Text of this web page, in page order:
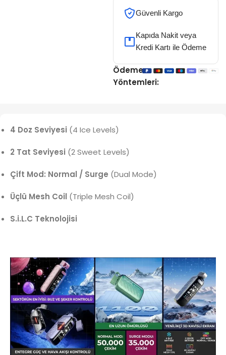
Güvenli Kargo
Kapıda Nakit veya
Kredi Kartı ile Ödeme
Ödeme
Yöntemleri:
4 Doz Seviyesi (4 Ice Levels)
2 Tat Seviyesi (2 Sweet Levels)
Çift Mod: Normal / Surge (Dual Mode)
Üçlü Mesh Coil (Triple Mesh Coil)
S.i.L.C Teknolojisi